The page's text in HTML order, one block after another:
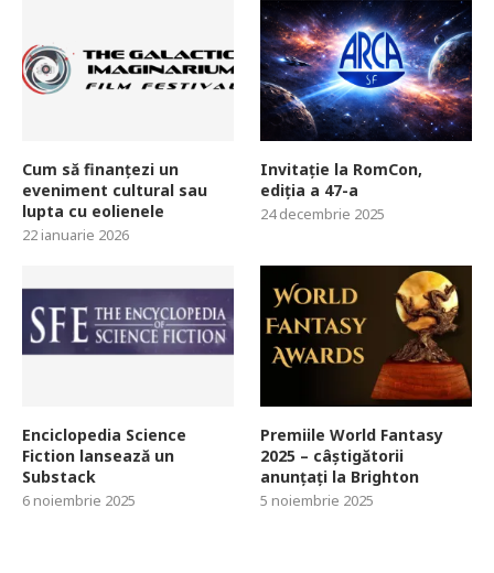
Cum să finanțezi un
eveniment cultural sau
lupta cu eolienele
22 ianuarie 2026
Invitație la RomCon,
ediția a 47-a
24 decembrie 2025
Enciclopedia Science
Fiction lansează un
Substack
6 noiembrie 2025
Premiile World Fantasy
2025 – câștigătorii
anunțați la Brighton
5 noiembrie 2025